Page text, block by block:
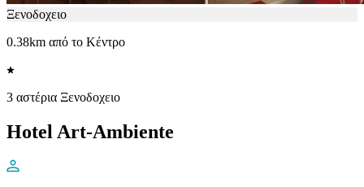
Ξενοδοχειο
0.38km από το Κέντρο
3 αστέρια Ξενοδοχειο
Hotel Art-Ambiente